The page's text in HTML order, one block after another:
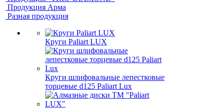
Продукция Арма
Разная продукция
Круги Paliart LUX
Круги шлифовальные лепестковые
торцевые d125 Paliart Lux